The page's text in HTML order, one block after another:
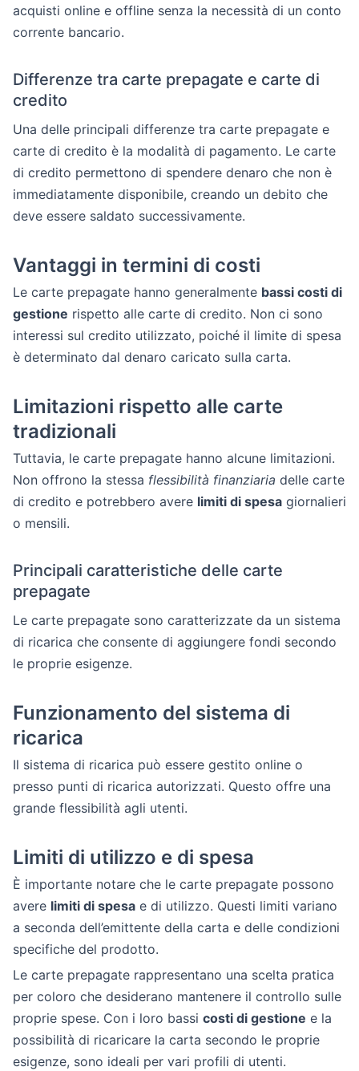
acquisti online e offline senza la necessità di un conto
corrente bancario.
Differenze tra carte prepagate e carte di
credito
Una delle principali differenze tra carte prepagate e
carte di credito è la modalità di pagamento. Le carte
di credito permettono di spendere denaro che non è
immediatamente disponibile, creando un debito che
deve essere saldato successivamente.
Vantaggi in termini di costi
Le carte prepagate hanno generalmente bassi costi di
gestione rispetto alle carte di credito. Non ci sono
interessi sul credito utilizzato, poiché il limite di spesa
è determinato dal denaro caricato sulla carta.
Limitazioni rispetto alle carte
tradizionali
Tuttavia, le carte prepagate hanno alcune limitazioni.
Non offrono la stessa flessibilità finanziaria delle carte
di credito e potrebbero avere limiti di spesa giornalieri
o mensili.
Principali caratteristiche delle carte
prepagate
Le carte prepagate sono caratterizzate da un sistema
di ricarica che consente di aggiungere fondi secondo
le proprie esigenze.
Funzionamento del sistema di
ricarica
Il sistema di ricarica può essere gestito online o
presso punti di ricarica autorizzati. Questo offre una
grande flessibilità agli utenti.
Limiti di utilizzo e di spesa
È importante notare che le carte prepagate possono
avere limiti di spesa e di utilizzo. Questi limiti variano
a seconda dell’emittente della carta e delle condizioni
specifiche del prodotto.
Le carte prepagate rappresentano una scelta pratica
per coloro che desiderano mantenere il controllo sulle
proprie spese. Con i loro bassi costi di gestione e la
possibilità di ricaricare la carta secondo le proprie
esigenze, sono ideali per vari profili di utenti.